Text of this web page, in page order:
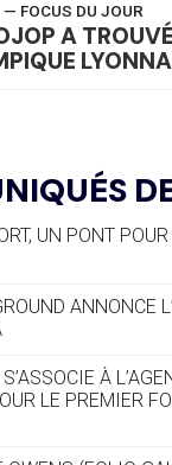
— FOCUS DU JOUR
A
»
LANCE LES
EN
— DAKAR 2026
UN PONT
ANNONCE
S’ASSOCIE À
LE PREMIER